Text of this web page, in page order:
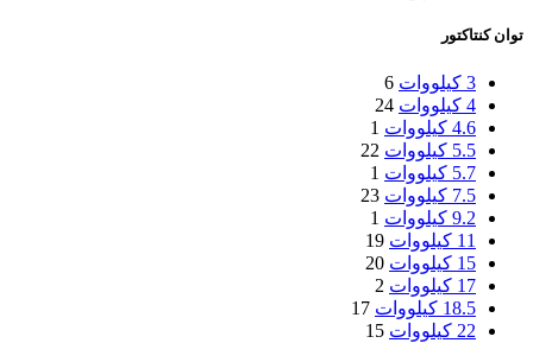
توان کنتاکتور
3 کیلووات
6
4 کیلووات
24
4.6 کیلووات
1
5.5 کیلووات
22
5.7 کیلووات
1
7.5 کیلووات
23
9.2 کیلووات
1
11 کیلووات
19
15 کیلووات
20
17 کیلووات
2
18.5 کیلووات
17
22 کیلووات
15